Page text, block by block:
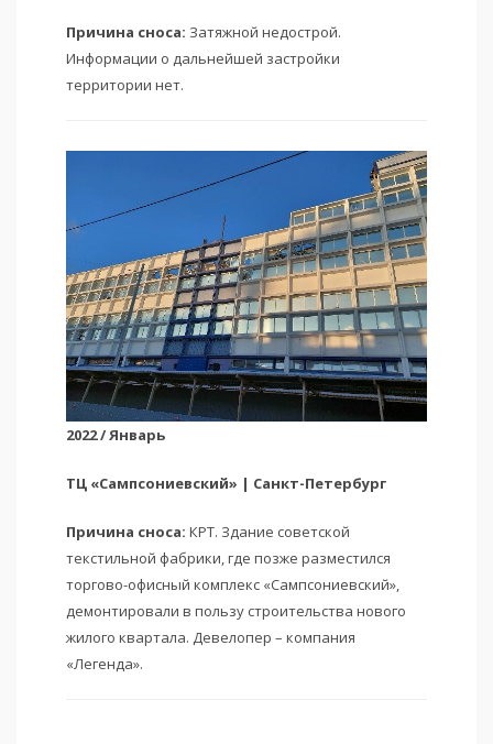
Причина сноса: Затяжной недострой.
Информации о дальнейшей застройки
территории нет.
2022 / Январь
ТЦ «Сампсониевский» | Санкт-Петербург
Причина сноса: КРТ. Здание советской
текстильной фабрики, где позже разместился
торгово-офисный комплекс «Сампсониевский»,
демонтировали в пользу строительства нового
жилого квартала. Девелопер – компания
«Легенда».